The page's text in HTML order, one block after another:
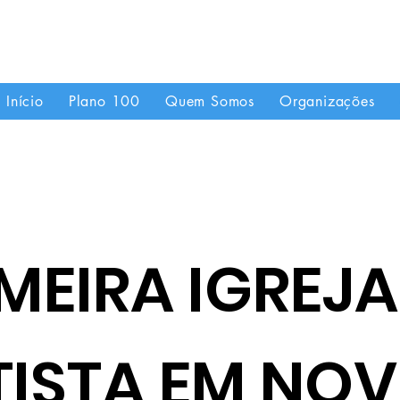
Início Plano 100 Quem Somos Organizações
IGREJA